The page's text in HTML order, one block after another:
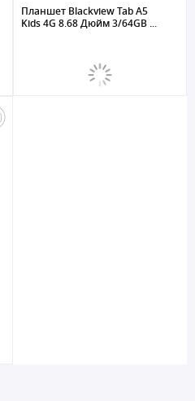
Планшет Blackview Tab A5
Kids 4G 8.68 Дюйм 3/64GB ...